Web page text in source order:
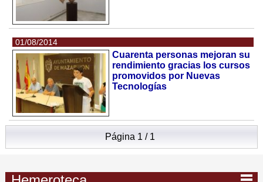
01/08/2014
Cuarenta personas mejoran su
rendimiento gracias los cursos
promovidos por Nuevas
Tecnologías
Página 1 / 1